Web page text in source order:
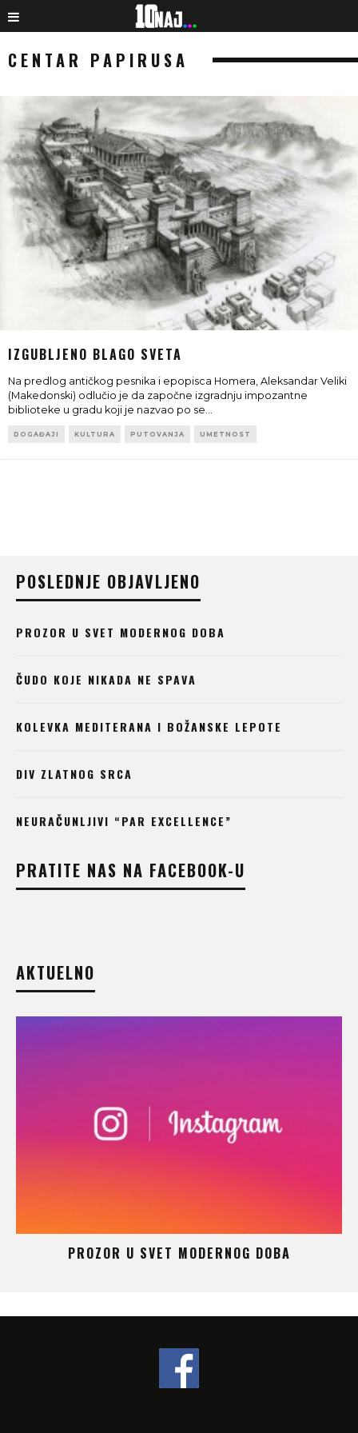
CENTAR PAPIRUSA
IZGUBLJENO BLAGO SVETA
Na predlog antičkog pesnika i epopisca Homera, Aleksandar Veliki
(Makedonski) odlučio je da započne izgradnju impozantne
biblioteke u gradu koji je nazvao po se
DOGAĐAJI KULTURA PUTOVANJA UMETNOST
POSLEDNJE OBJAVLJENO
PROZOR U SVET MODERNOG DOBA
ČUDO KOJE NIKADA NE SPAVA
KOLEVKA MEDITERANA I BOŽANSKE LEPOTE
DIV ZLATNOG SRCA
NEURAČUNLJIVI “PAR EXCELLENCE”
PRATITE NAS NA FACEBOOK-U
AKTUELNO
PROZOR U SVET MODERNOG DOBA